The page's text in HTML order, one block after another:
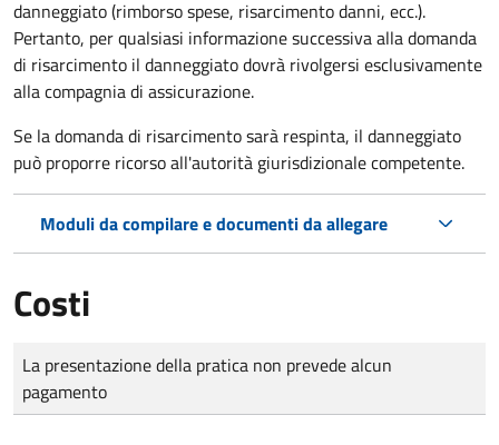
danneggiato (rimborso spese, risarcimento danni, ecc.).
Pertanto, per qualsiasi informazione successiva alla domanda
di risarcimento il danneggiato dovrà rivolgersi esclusivamente
alla compagnia di assicurazione.
Se la domanda di risarcimento sarà respinta, il danneggiato
può proporre ricorso all'autorità giurisdizionale competente.
Moduli da compilare e documenti da allegare
Costi
Tipo di pagamento
Importo
La presentazione della pratica non prevede alcun
pagamento